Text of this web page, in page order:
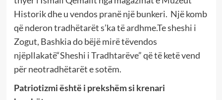
Historik dhe u vendos pranë një bunkeri. Një komb
që nderon tradhëtarët s’ka të ardhme.Te sheshi i
Zogut, Bashkia do bëjë mirë tëvendos
njëpllakatë“Sheshi i Tradhtarëve” që të ketë vend
për neotradhëtarët e sotëm.
Patriotizmi është i prekshëm si krenari